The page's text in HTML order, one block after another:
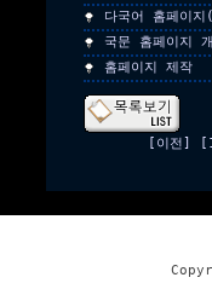
다국어 홈페이
국문 홈페이지
홈페이지 제작
[이전]